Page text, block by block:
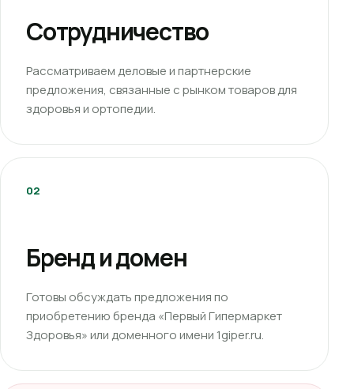
Сотрудничество
Рассматриваем деловые и партнерские
предложения, связанные с рынком товаров для
здоровья и ортопедии.
02
Бренд и домен
Готовы обсуждать предложения по
приобретению бренда «Первый Гипермаркет
Здоровья» или доменного имени 1giper.ru.